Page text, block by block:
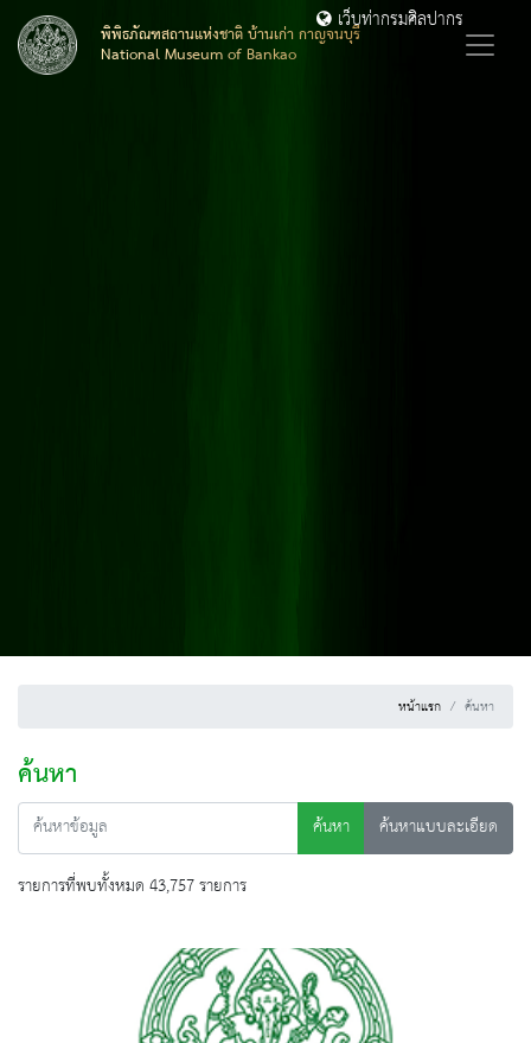
พิพิธภัณฑสถานแห่งชาติ บ้านเก่า กาญจนบุรี
National Museum of Bankao
เว็บท่ากรมศิลปากร
หน้าแรก ค้นหา
ค้นหา
ค้นหา
ค้นหาแบบละเอียด
รายการที่พบทั้งหมด 43,757 รายการ